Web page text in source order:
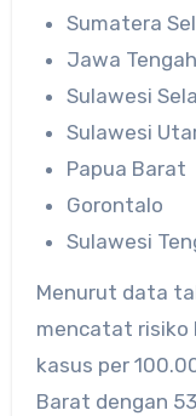
Sumatera
Jawa Tengah
Sulawesi
Sulawesi
Papua Barat
Gorontalo
Sulawesi
Menurut data
mencatat risiko
kasus per
Barat dengan